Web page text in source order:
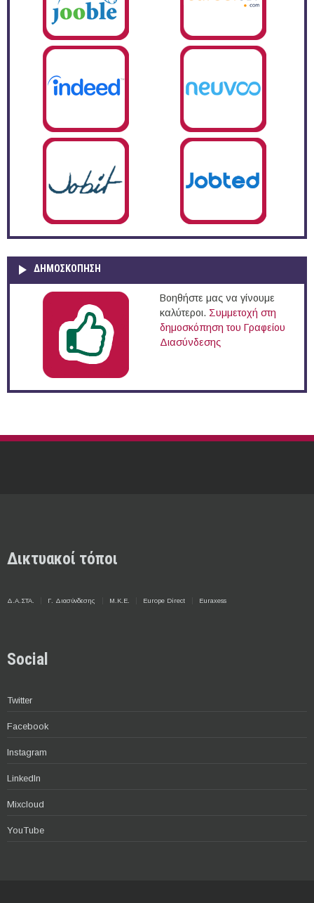
ΔΗΜΟΣΚΌΠΗΣΗ
Βοηθήστε μας να γίνουμε
καλύτεροι. Συμμετοχή στη
δημοσκόπηση του Γραφείου
Διασύνδεσης
Δικτυακοί τόποι
Δ.Α.ΣΤΑ. Γ. Διασύνδεσης Μ.Κ.Ε. Europe Direct Euraxess
Social
Twitter
Facebook
Instagram
LinkedIn
Mixcloud
YouTube